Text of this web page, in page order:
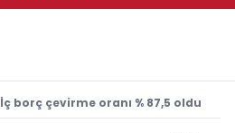
İç borç çevirme oranı % 87,5 oldu